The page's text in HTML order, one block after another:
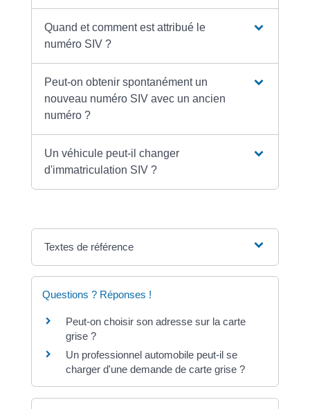
Quand et comment est attribué le
numéro SIV ?
Peut-on obtenir spontanément un
nouveau numéro SIV avec un ancien
numéro ?
Un véhicule peut-il changer
d'immatriculation SIV ?
Textes de référence
Questions ? Réponses !
Peut-on choisir son adresse sur la carte
grise ?
Un professionnel automobile peut-il se
charger d'une demande de carte grise ?